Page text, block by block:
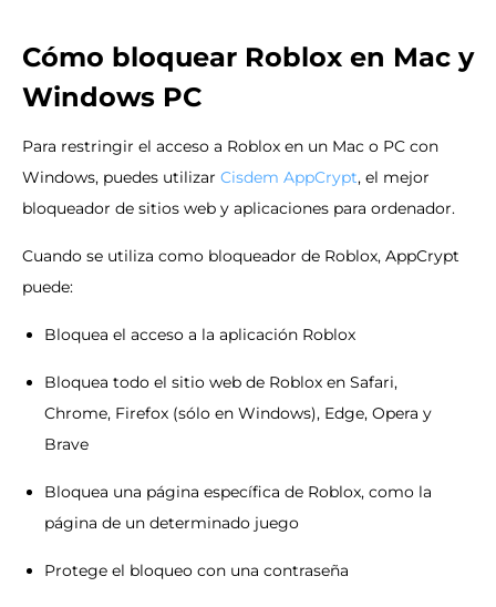
Cómo bloquear Roblox en Mac y
Windows PC
Para restringir el acceso a Roblox en un Mac o PC con
Windows, puedes utilizar Cisdem AppCrypt, el mejor
bloqueador de sitios web y aplicaciones para ordenador.
Cuando se utiliza como bloqueador de Roblox, AppCrypt
puede:
Bloquea el acceso a la aplicación Roblox
Bloquea todo el sitio web de Roblox en Safari,
Chrome, Firefox (sólo en Windows), Edge, Opera y
Brave
Bloquea una página específica de Roblox, como la
página de un determinado juego
Protege el bloqueo con una contraseña